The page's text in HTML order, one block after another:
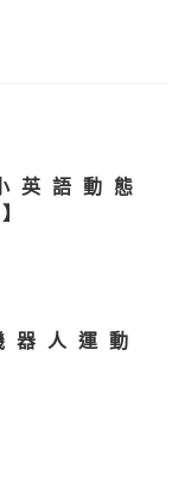
英語動態
人運動